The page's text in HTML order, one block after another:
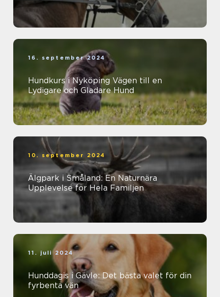
16. september 2024
Hundkurs i Nyköping Vägen till en
Lydigare och Gladare Hund
10. september 2024
Älgpark i Småland: En Naturnära
Upplevelse för Hela Familjen
11. juli 2024
Hunddagis i Gävle: Det bästa valet för din
fyrbenta vän